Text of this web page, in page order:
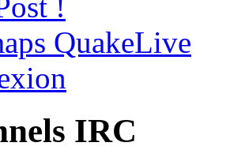
QuakeLive
IRC